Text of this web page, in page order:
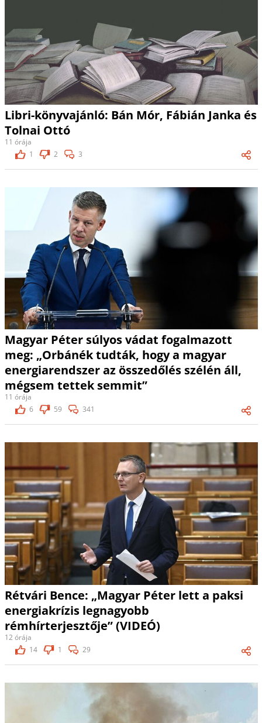
Libri-könyvajánló: Bán Mór, Fábián Janka és
Tolnai Ottó
11 órája
1
2 3
Magyar Péter súlyos vádat fogalmazott
meg: „Orbánék tudták, hogy a magyar
energiarendszer az összedőlés szélén áll,
mégsem tettek semmit”
11 órája
6
59 341
Rétvári Bence: „Magyar Péter lett a paksi
energiakrízis legnagyobb
rémhírterjesztője” (VIDEÓ)
12 órája
14
1 29